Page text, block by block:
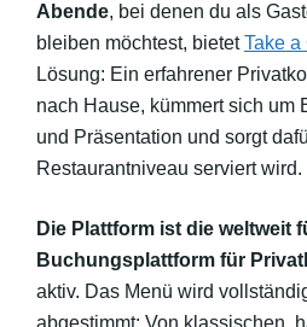
Abende, bei denen du als
bleiben möchtest, bietetTake a
Lösung: Ein erfahrener
nach Hause, kümmert sich um
und Präsentation und sorgt
Restaurantniveau serviert wird.
Die Plattform ist die weltweit
Buchungsplattform für
aktiv. Das Menü wird